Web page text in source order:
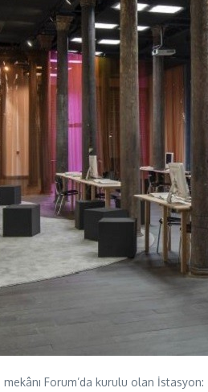
mekânı Forum’da kurulu olan